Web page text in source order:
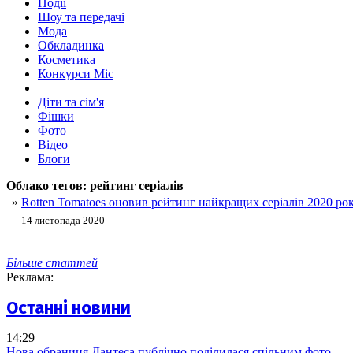
Події
Шоу та передачі
Мода
Обкладинка
Косметика
Конкурси Міс
Діти та сім'я
Фішки
Фото
Відео
Блоги
Облако тегов: рейтинг серіалів
» Rotten Tomatoes оновив рейтинг найкращих серіалів 2020
14 листопада 2020
Більше статтей
Реклама:
Останні новини
14:29